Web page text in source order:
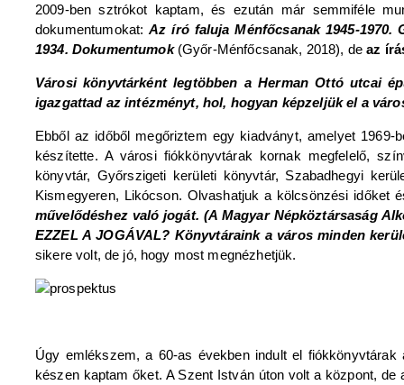
2009-ben sztrókot kaptam, és ezután már semmiféle
dokumentumokat:Az író faluja Ménfőcsanak 1945-
1934. Dokumentumok(Győr-Ménfőcsanak, 2018), deaz
Városi könyvtárként legtöbben a Herman Ottó utcai
igazgattad az intézményt, hol, hogyan képzeljük el a
Ebből az időből megőriztem egy kiadványt, amelyet
készítette. A városi fiókkönyvtárak kornak megfelelő,
könyvtár, Győrszigeti kerületi könyvtár, Szabadhegyi
Kismegyeren, Likócson. Olvashatjuk a kölcsönzési
művelődéshez való jogát. (A Magyar Népköztársaság
EZZEL A JOGÁVAL? Könyvtáraink a város minden
sikere volt, de jó, hogy most megnézhetjük.
Úgy emlékszem, a 60-as években indult el
készen kaptam őket. A Szent István úton volt a központ,